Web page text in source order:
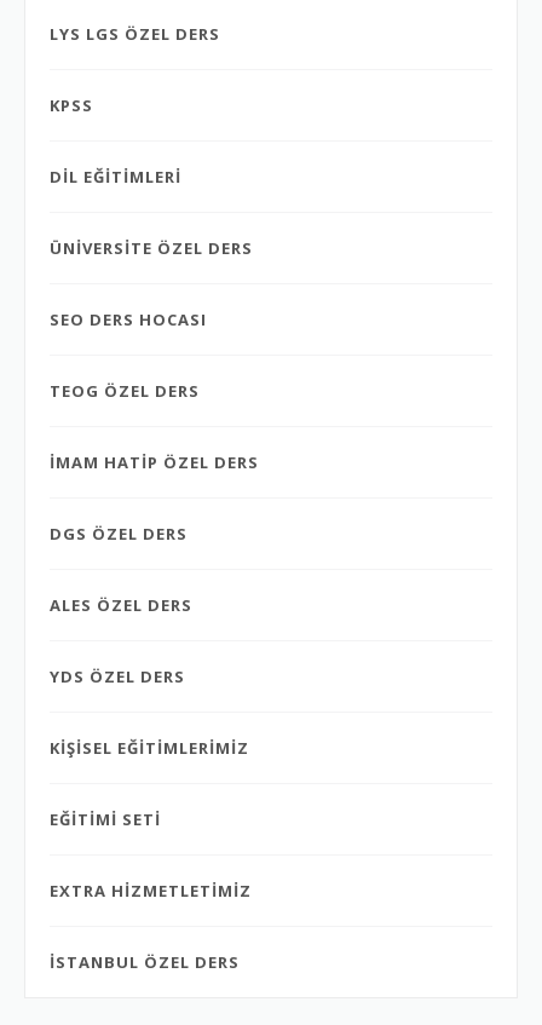
LYS LGS ÖZEL DERS
KPSS
DİL EĞİTİMLERİ
ÜNİVERSİTE ÖZEL DERS
SEO DERS HOCASI
TEOG ÖZEL DERS
İMAM HATİP ÖZEL DERS
DGS ÖZEL DERS
ALES ÖZEL DERS
YDS ÖZEL DERS
KİŞİSEL EĞİTİMLERİMİZ
EĞİTİMİ SETİ
EXTRA HİZMETLETİMİZ
İSTANBUL ÖZEL DERS